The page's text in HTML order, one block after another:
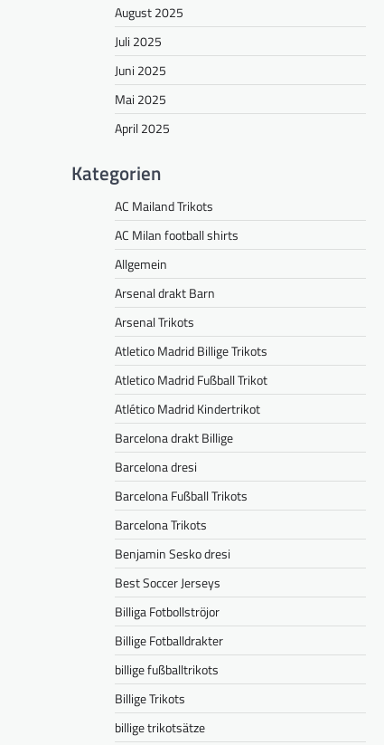
August 2025
Juli 2025
Juni 2025
Mai 2025
April 2025
Kategorien
AC Mailand Trikots
AC Milan football shirts
Allgemein
Arsenal drakt Barn
Arsenal Trikots
Atletico Madrid Billige Trikots
Atletico Madrid Fußball Trikot
Atlético Madrid Kindertrikot
Barcelona drakt Billige
Barcelona dresi
Barcelona Fußball Trikots
Barcelona Trikots
Benjamin Sesko dresi
Best Soccer Jerseys
Billiga Fotbollströjor
Billige Fotballdrakter
billige fußballtrikots
Billige Trikots
billige trikotsätze